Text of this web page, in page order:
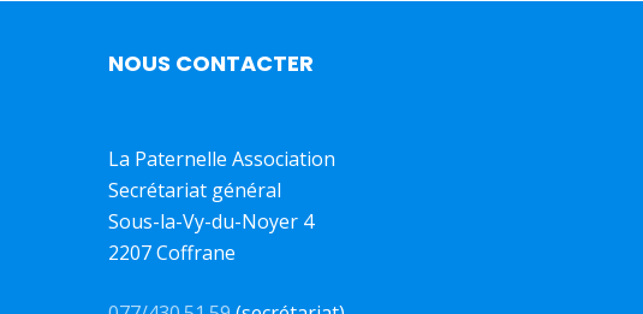
NOUS CONTACTER
La Paternelle Association
Secrétariat général
Sous-la-Vy-du-Noyer 4
2207 Coffrane